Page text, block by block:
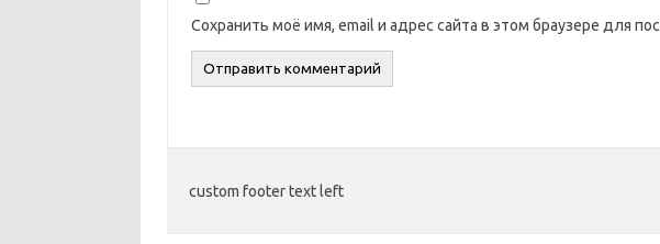
Сохранить моё имя, email и адрес сайта в этом браузере для
custom footer text left